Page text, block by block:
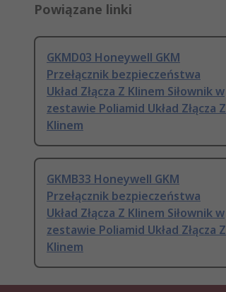
Powiązane linki
GKMD03 Honeywell GKM
Przełącznik bezpieczeństwa
Układ Złącza Z Klinem Siłownik w
zestawie Poliamid Układ Złącza Z
Klinem
GKMB33 Honeywell GKM
Przełącznik bezpieczeństwa
Układ Złącza Z Klinem Siłownik w
zestawie Poliamid Układ Złącza Z
Klinem